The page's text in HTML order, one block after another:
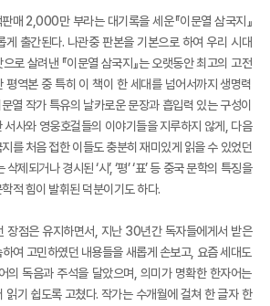
매 2,000만 부라는 대기록을 세운『이문열 삼국지』
출간된다. 나관중 판본을 기본으로 하여 우리 시대
로 살려낸 『이문열 삼국지』는 오랫동안 최고의 고전
평역본 중 특히 이 책이 한 세대를 넘어서까지 생명력
열 작가 특유의 날카로운 문장과 흡입력 있는 구성이
서사와 영웅호걸들의 이야기들을 지루하지 않게, 다음
를 처음 접한 이들도 충분히 재미있게 읽을 수 있었던
제되거나 경시된 ‘시’, ‘평’ ‘표’ 등 중국 문학의 특징을
적 힘이 발휘된 덕분이기도 하다.
장점은 유지하면서, 지난 30년간 독자들에게서 받은
여 고민하였던 내용들을 새롭게 손보고, 요즘 세대도
의 독음과 주석을 달았으며, 의미가 명확한 한자어는
읽기 쉽도록 고쳤다. 작가는 수개월에 걸쳐 한 글자 한